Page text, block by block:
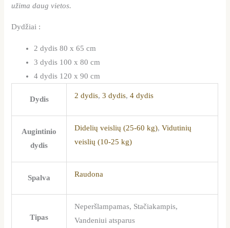
užima daug vietos.
Dydžiai :
2 dydis 80 x 65 cm
3 dydis 100 x 80 cm
4 dydis 120 x 90 cm
Dydis 2 dydis,3 dydis,4 dydis
Augintinio
dydis
Didelių veislių (25-60 kg),Vidutinių
veislių (10-25 kg)
Spalva Raudona
Tipas
Neperšlampamas, Stačiakampis,
Vandeniui atsparus